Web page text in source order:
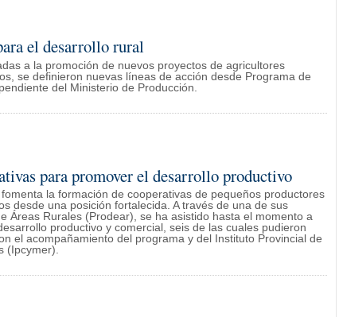
el desarrollo rural
a la promoción de nuevos proyectos de agricultores
se definieron nuevas líneas de acción desde Programa de
del Ministerio de Producción.
para promover el desarrollo productivo
la formación de cooperativas de pequeños productores
desde una posición fortalecida. A través de una de sus
Áreas Rurales (Prodear), se ha asistido hasta el momento a
productivo y comercial, seis de las cuales pudieron
el acompañamiento del programa y del Instituto Provincial de
(Ipcymer).